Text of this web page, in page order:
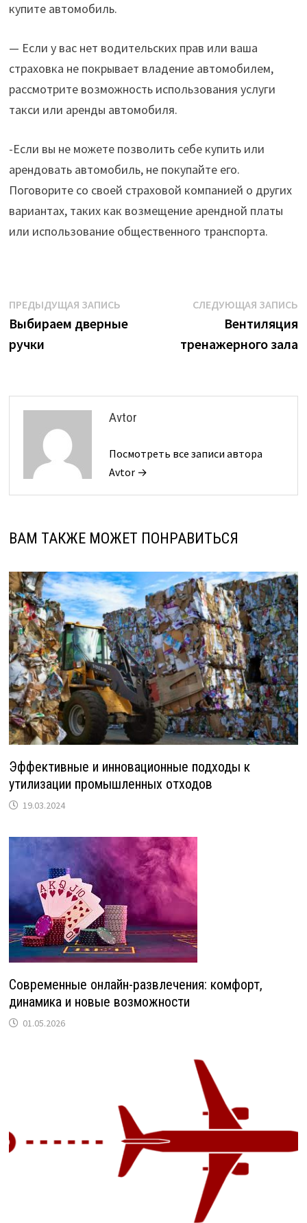
купите автомобиль.
— Если у вас нет водительских прав или ваша
страховка не покрывает владение автомобилем,
рассмотрите возможность использования услуги
такси или аренды автомобиля.
-Если вы не можете позволить себе купить или
арендовать автомобиль, не покупайте его.
Поговорите со своей страховой компанией о других
вариантах, таких как возмещение арендной платы
или использование общественного транспорта.
Навигация
по
записям
ПРЕДЫДУЩАЯ ЗАПИСЬПредыдущая
запись:
Выбираем дверные
ручки
СЛЕДУЮЩАЯ ЗАПИСЬ
Вентиляция
тренажерного зала
Avtor
Посмотреть все записи автора
Avtor →
ВАМ ТАКЖЕ МОЖЕТ ПОНРАВИТЬСЯ
Эффективные и инновационные подходы к
утилизации промышленных отходов
19.03.2024
Современные онлайн-развлечения: комфорт,
динамика и новые возможности
01.05.2026